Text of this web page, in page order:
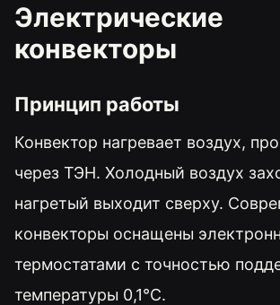
Электрические
конвекторы
Принцип работы
Конвектор нагревает воздух,
через ТЭН. Холодный воздух
нагретый выходит сверху.
конвекторы оснащены
термостатами с точностью
температуры 0,1°C.